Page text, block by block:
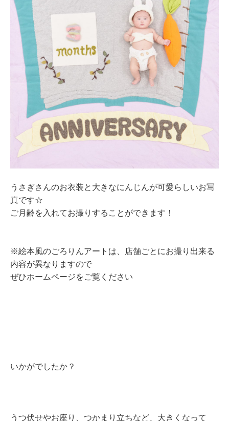
うさぎさんのお衣装と大きなにんじんが可愛らしいお写
真です☆
ご月齢を入れてお撮りすることができます！
※絵本風のごろりんアートは、店舗ごとにお撮り出来る
内容が異なりますので
ぜひホームページをご覧ください
いかがでしたか？
うつ伏せやお座り、つかまり立ちなど、大きくなって